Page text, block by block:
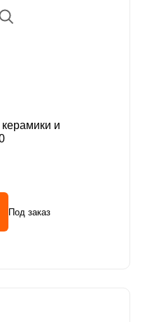
и
Под заказ